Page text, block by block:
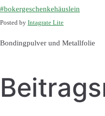
Posted by Intagrate Lite
Bondingpulver und Metallfolie